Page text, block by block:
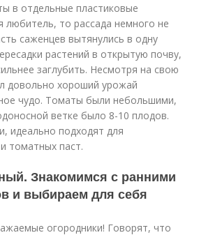
в отдельные пластиковые
любитель, то рассада немного не
саженцев вытянулись в одну
растений в открытую почву,
заглубить. Несмотря на свою
довольно хороший урожай
чудо. Томаты были небольшими,
ветке было 8-10 плодов.
идеально подходят для
томатных паст.
Знакомимся с ранними
и выбираем для себя
огородники! Говорят, что